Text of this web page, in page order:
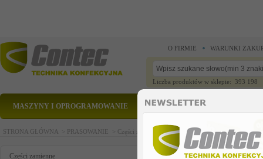
O FIRMIE WARUNKI
Liczba produktów w sklepie: 393 198
MASZYNY I OPROGRAMOWANIE CZĘŚCI ZAMIENNE
STRONA GŁÓWNA > PRASOWANIE > Części zamienne >Części zamienne > plyta
Części zamienne plyta czolowa veitronic'a